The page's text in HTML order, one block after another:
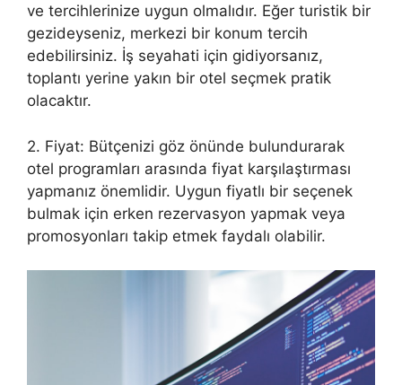
ve tercihlerinize uygun olmalıdır. Eğer turistik bir
gezideyseniz, merkezi bir konum tercih
edebilirsiniz. İş seyahati için gidiyorsanız,
toplantı yerine yakın bir otel seçmek pratik
olacaktır.
2. Fiyat: Bütçenizi göz önünde bulundurarak
otel programları arasında fiyat karşılaştırması
yapmanız önemlidir. Uygun fiyatlı bir seçenek
bulmak için erken rezervasyon yapmak veya
promosyonları takip etmek faydalı olabilir.